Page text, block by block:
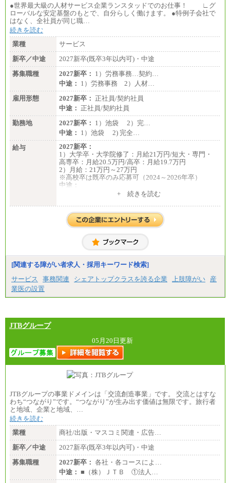
〈東京・神奈川〉219,000 円
〈大阪・兵庫〉209,000 円
〈愛知〉194,500 円 〈福岡〉1
・専門・短大卒／月給185,000 円～210,000 円 ※勤務
地により異なる。
〈東京・神奈川〉210,000 円
〈大阪・兵庫〉200,000 円
〈愛知〉194,500 円 〈福
岡〉185,000円
※基本給のみ（地域手当なし）
※試用期間中も給与変更なし
中途：
【阪急交通社】
◆正社員/総合職
月給250,000円～(※1)、247,000円～(※2)、242,000円
～(※3)、239,000円～(※4)、237,000円～（※5）
・月給は一律地域手当を含んだ金額を表示
（※1…36,000円、※2…33,000円、※3…28,000円、
※4…25,000円、※5…23,000円）
・試用期間中も給与変更なし
〈東京・神奈川〉月給219,000 円～ 〈大阪・兵庫〉
月給209,000 円～
〈愛知〉月給194,500 円～ 〈福岡〉月給185,000 円～
・一律地域手当なし
・試用期間中も給与変更なし
◆契約社員
～(※3)、170,500～(※4)、168,000円～（※5）
※1…東京都、埼玉県、千葉県、神奈川県
※2…大阪府、京都府、兵庫県、滋賀県
※4…北海道、宮城県、栃木県、群馬県、長野県、新
※5…青森県、鳥取県、島根県、愛媛県、高知県、大
◆パート・アルバイト
時給制：最低時給額 1,050円～ ※勤務地により異な
る。
月給223,000円～
・試用期間中も給与変更なし
●世界最大級の人材サービス企業ランスタッドでのお仕事！ ∟グ
ローバルな安定基盤のもとで、自分らしく働けます。 ●特例子会社で
はなく、全社員が同じ職…
続きを読む
業種
サービス
新卒／中途
2027新卒(既卒3年以内可)・中途
募集職種
2027新卒： 1）労務事務…契約…
中途： 1）労務事務 2）人材…
雇用形態
2027新卒： 正社員/契約社員
中途： 正社員/契約社員
勤務地
2027新卒： 1）池袋 2）完…
中途： 1）池袋 2) 完全…
給与
2027新卒：
1）大学卒・大学院修了：月給21万円/短大・専門・
高専卒：月給20.5万円/高卒：月給19.7万円
2）月給：21万円～27万円
※高校卒は既卒のみ応募可（2024～2026年卒）
中途：
1）月給：21万円～25万円+ 続きを読む
[関連する障がい者求人・採用キーワード検索]
サービス
事務関連 シェアトップクラスを誇る企業 上肢障がい
産
業医の設置
JTBグループ
05月20日更新
JTBグループの事業ドメインは「交流創造事業」です。 交流とはすな
わち“つながり”です。“つながり”が生み出す価値は無限です。旅行者
と地域、企業と地域、…
続きを読む
業種
商社/出版・マスコミ関連・広告…
新卒／中途
2027新卒(既卒3年以内可)・中途
募集職種
2027新卒： 各社・各コースによ…
中途： ■（株）ＪＴＢ ①法人…